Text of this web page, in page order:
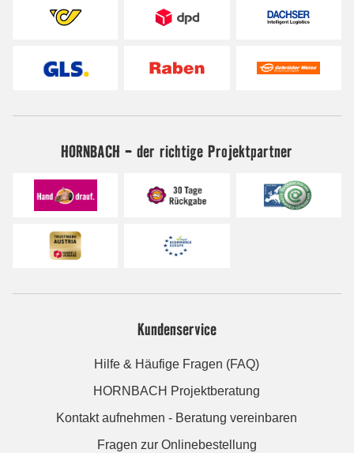
HORNBACH - der richtige Projektpartner
Kundenservice
Hilfe & Häufige Fragen (FAQ)
HORNBACH Projektberatung
Kontakt aufnehmen - Beratung vereinbaren
Fragen zur Onlinebestellung